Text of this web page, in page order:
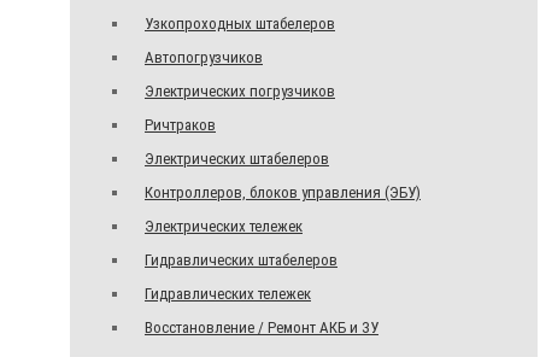
Узкопроходных штабелеров
Автопогрузчиков
Электрических погрузчиков
Ричтраков
Электрических штабелеров
Контроллеров, блоков управления (ЭБУ)
Электрических тележек
Гидравлических штабелеров
Гидравлических тележек
Восстановление / Ремонт АКБ и ЗУ